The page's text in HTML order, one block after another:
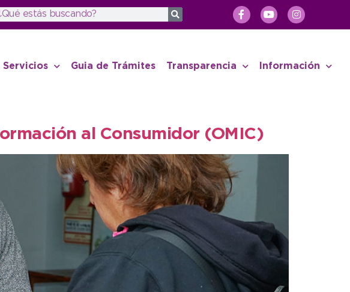
Servicios Guia de Trámites Transparencia Información
al Consumidor (OMIC)